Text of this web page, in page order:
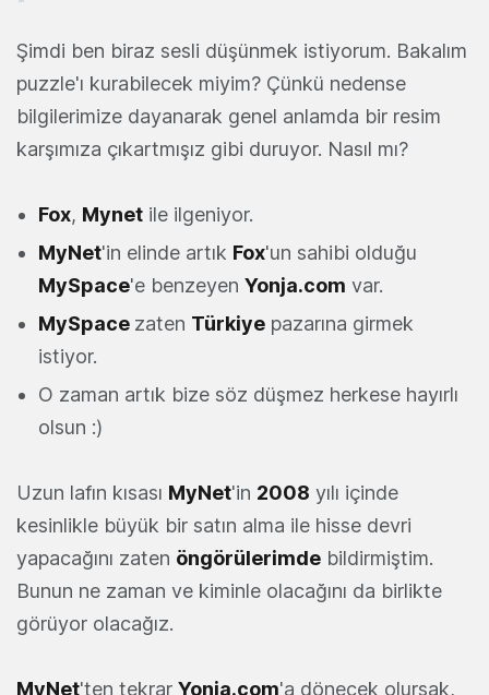
Şimdi ben biraz sesli düşünmek istiyorum. Bakalım
puzzle'ı kurabilecek miyim? Çünkü nedense
bilgilerimize dayanarak genel anlamda bir resim
karşımıza çıkartmışız gibi duruyor. Nasıl mı?
Fox, Mynet ile ilgeniyor.
MyNet'in elinde artık Fox'un sahibi olduğu
MySpace'e benzeyen Yonja.com var.
MySpace zaten Türkiye pazarına girmek
istiyor.
O zaman artık bize söz düşmez herkese hayırlı
olsun :)
Uzun lafın kısası MyNet'in 2008 yılı içinde
kesinlikle büyük bir satın alma ile hisse devri
yapacağını zaten öngörülerimde bildirmiştim.
Bunun ne zaman ve kiminle olacağını da birlikte
görüyor olacağız.
MyNet'ten tekrar Yonja.com'a dönecek olursak,